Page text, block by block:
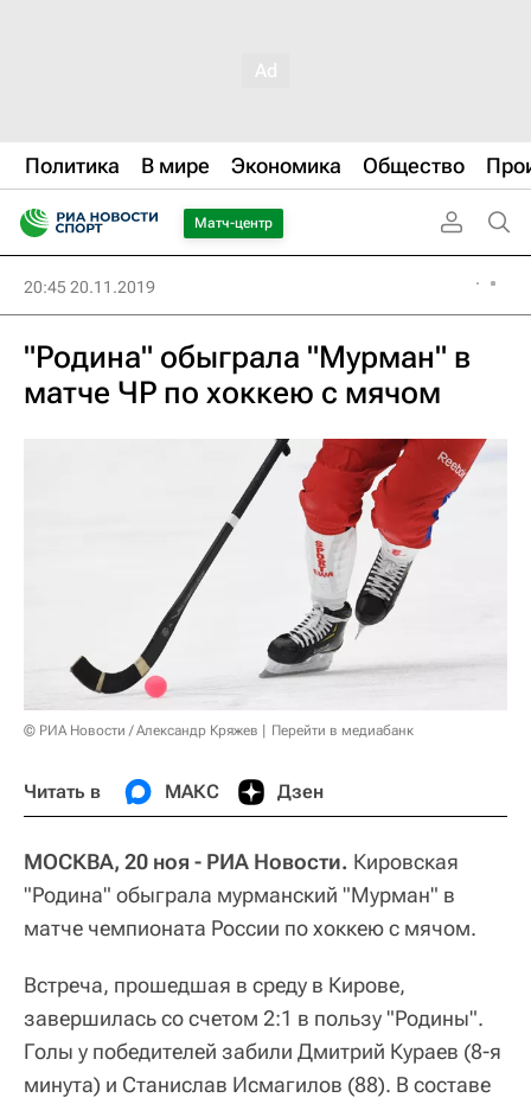
Политика В мире Экономика Общество
Матч-центр
20:45 20.11.2019
"Родина" обыграла "Мурман" в
матче ЧР по хоккею с мячом
© РИА Новости / Александр Кряжев Перейти в медиабанк
Читать в МАКС Дзен
МОСКВА, 20 ноя - РИА Новости. Кировская
"Родина" обыграла мурманский "Мурман" в
матче чемпионата России по хоккею с мячом.
Встреча, прошедшая в среду в Кирове,
завершилась со счетом 2:1 в пользу "Родины".
Голы у победителей забили Дмитрий Кураев (8-я
минута) и Станислав Исмагилов (88). В составе